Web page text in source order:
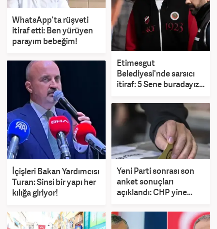
WhatsApp'ta rüşveti
itiraf etti: Ben yürüyen
parayım bebeğim!
Etimesgut
Belediyesi'nde sarsıcı
itiraf: 5 Sene buradayız
yiyin
İçişleri Bakan Yardımcısı
Turan: Sinsi bir yapı her
kılığa giriyor!
Yeni Parti sonrası son
anket sonuçları
açıklandı: CHP yine